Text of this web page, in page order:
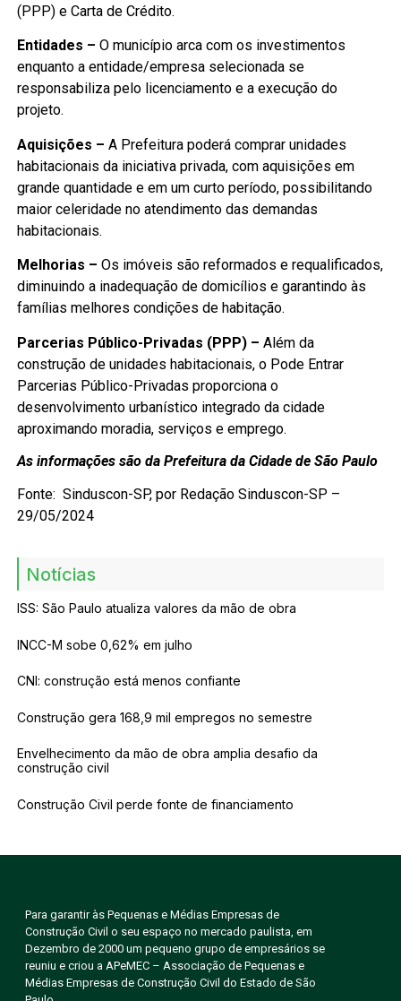
(PPP) e Carta de Crédito.
Entidades – O município arca com os investimentos
enquanto a entidade/empresa selecionada se
responsabiliza pelo licenciamento e a execução do
projeto.
Aquisições – A Prefeitura poderá comprar unidades
habitacionais da iniciativa privada, com aquisições em
grande quantidade e em um curto período, possibilitando
maior celeridade no atendimento das demandas
habitacionais.
Melhorias – Os imóveis são reformados e requalificados,
diminuindo a inadequação de domicílios e garantindo às
famílias melhores condições de habitação.
Parcerias Público-Privadas (PPP) – Além da
construção de unidades habitacionais, o Pode Entrar
Parcerias Público-Privadas proporciona o
desenvolvimento urbanístico integrado da cidade
aproximando moradia, serviços e emprego.
As informações são da Prefeitura da Cidade de São Paulo
Fonte: Sinduscon-SP, por Redação Sinduscon-SP –
29/05/2024
Notícias
ISS: São Paulo atualiza valores da mão de obra
INCC-M sobe 0,62% em julho
CNI: construção está menos confiante
Construção gera 168,9 mil empregos no semestre
Envelhecimento da mão de obra amplia desafio da
construção civil
Construção Civil perde fonte de financiamento
Para garantir às Pequenas e Médias Empresas de
Construção Civil o seu espaço no mercado paulista, em
Dezembro de 2000 um pequeno grupo de empresários se
reuniu e criou a APeMEC – Associação de Pequenas e
Médias Empresas de Construção Civil do Estado de São